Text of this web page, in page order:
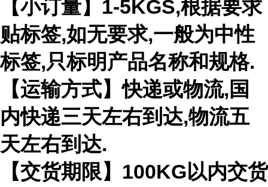
【小订量】1-5KGS,根据要求
贴标签,如无要求,一般为中性
标签,只标明产品名称和规格.
【运输方式】快递或物流,国
内快递三天左右到达,物流五
天左右到达.
【交货期限】100KG以内交货